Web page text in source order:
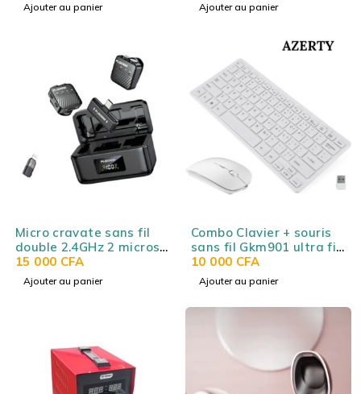
spatial, 75h
Ugreen Hitune Max 5C
Ajouter au panier Ajouter au panier
Micro cravate sans fil
double 2.4GHz 2 micros
25m PLOKAMA
MICROPHONE VM-80
15 000 CFA
Ajouter au panier
Combo Clavier + souris
sans fil Gkm901 ultra fin
– Disposition AZERTY
Français
10 000 CFA
Ajouter au panier